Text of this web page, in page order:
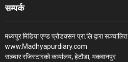
सम्पर्क
मध्यपुर मिडिया एण्ड प्रोडक्सन प्रा.लि द्वारा सञ्चालित
www.Madhyapurdiary.com
सञ्चार रजिस्टारको कार्यालय, हेटौडा, मकवानपुर